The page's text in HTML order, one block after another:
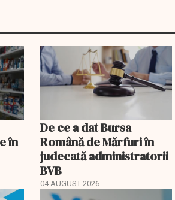
în
De ce a dat Bursa
Română de Mărfuri în
judecată administratorii
BVB
04 AUGUST 2026